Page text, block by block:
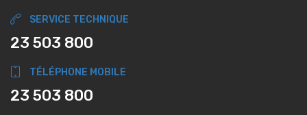
SERVICE TECHNIQUE
23 503 800
TÉLÉPHONE MOBILE
23 503 800